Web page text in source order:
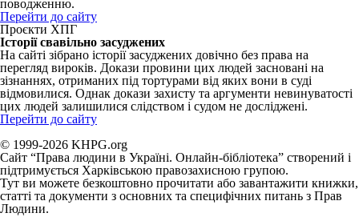
поводженню.
Перейти до сайту
Проєкти ХПГ
Історії свавільно засуджених
На сайті зібрано історії засуджених довічно без права на
перегляд вироків. Докази провини цих людей засновані на
зізнаннях, отриманих під тортурами від яких вони в суді
відмовилися. Однак докази захисту та аргументи невинуватості
цих людей залишилися слідством і судом не досліджені.
Перейти до сайту
© 1999-2026 KHPG.org
Сайт “Права людини в Україні. Онлайн-бібліотека” створений і
підтримується Харківською правозахисною групою.
Тут ви можете безкоштовно прочитати або завантажити книжки,
статті та документи з основних та специфічних питань з Прав
Людини.